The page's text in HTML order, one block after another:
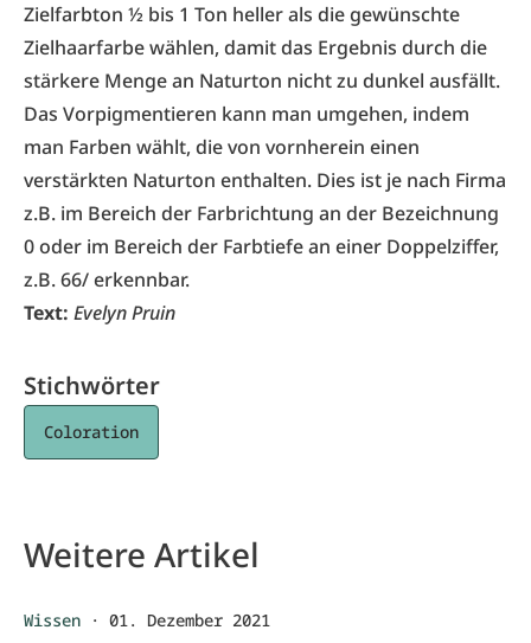
Zielfarbton ½ bis 1 Ton heller als die gewünschte
Zielhaarfarbe wählen, damit das Ergebnis durch die
stärkere Menge an Naturton nicht zu dunkel ausfällt.
Das Vorpigmentieren kann man umgehen, indem
man Farben wählt, die von vornherein einen
verstärkten Naturton enthalten. Dies ist je nach Firma
z.B. im Bereich der Farbrichtung an der Bezeichnung
0 oder im Bereich der Farbtiefe an einer Doppelziffer,
z.B. 66/ erkennbar.
Text: Evelyn Pruin
Stichwörter
Coloration
Weitere Artikel
Wissen · 01. Dezember 2021